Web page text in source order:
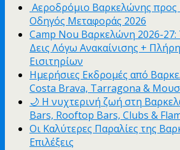
Αεροδρόμιο Βαρκελώνης προς
Οδηγός Μεταφοράς 2026
Camp Nou Βαρκελώνη 2026-27:
Δεις Λόγω Ανακαίνισης +
Εισιτηρίων
Ημερήσιες Εκδρομές από
Costa Brava, Tarragona &
🌙 Η νυχτερινή ζωή στη
Bars, Rooftop Bars, Clubs &
Οι Καλύτερες Παραλίες της
Επιλέξεις